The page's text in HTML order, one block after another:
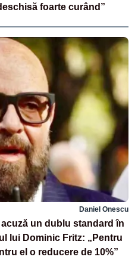
foarte curând”
Daniel Onescu
un dublu standard în
lui Dominic Fritz: „Pentru
el o reducere de 10%”